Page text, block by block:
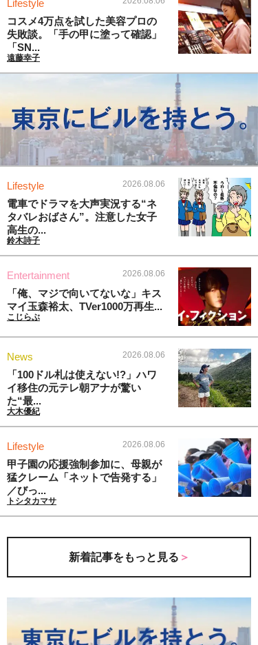
Lifestyle
コスメ4万点を試した美容プロの
失敗談。「手の甲に塗って確認」
「SN...
遠藤幸子
Lifestyle 2026.08.06
電車でドラマを大声実況する“ネ
タバレおばさん”。注意した女子
高生の...
鈴木詩子
Entertainment 2026.08.06
「俺、マジで向いてないな」キス
マイ玉森裕太、TVer1000万再生...
こじらぶ
News 2026.08.06
「100ドル札は使えない!?」ハワ
イ移住の元テレ朝アナが驚い
た“最...
大木優紀
Lifestyle 2026.08.06
甲子園の応援強制参加に、母親が
猛クレーム「ネットで告発する」
／びっ...
トシタカマサ
新着記事をもっと見る